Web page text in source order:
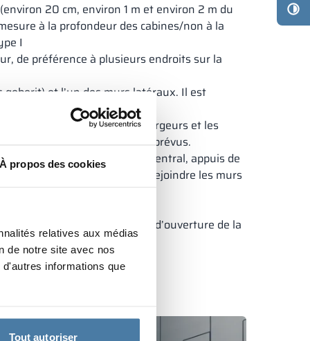
À propos des cookies
relatives aux médias
de notre site avec nos
informations que
Tout autoriser
20 cm, environ 1 m et environ 2 m du
à la profondeur des cabines/non à la
I
de préférence à plusieurs endroits sur la
et l’un des murs latéraux. Il est
du même mur.
d’étagère, mesurez les largeurs et les
et parois latérales) sont prévus.
tuyaux de chauffage central, appuis de
développement est censé rejoindre les murs
(par exemple, le sens d’ouverture de la